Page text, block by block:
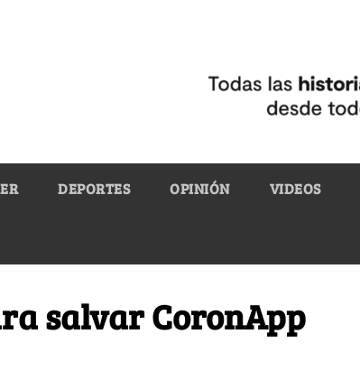
DEPORTES OPINIÓN VIDEOS
salvar CoronApp